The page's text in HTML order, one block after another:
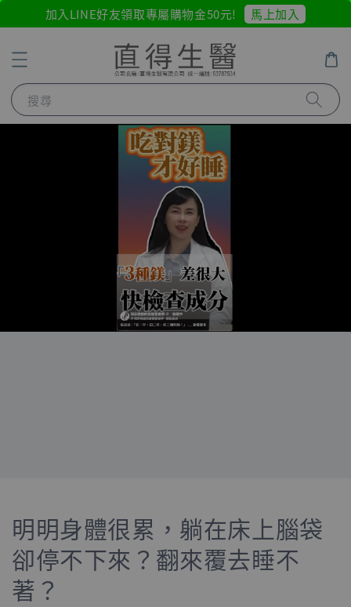
加入LINE好友領取專屬購物金50元! 馬上加入
搜尋
明明身體很累，躺在床上腦袋
卻停不下來？翻來覆去睡不
著？